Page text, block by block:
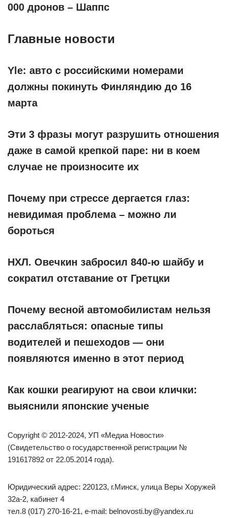
000 дронов – Шаппс
Главные новости
Yle: авто с российскими номерами
должны покинуть Финляндию до 16
марта
Эти 3 фразы могут разрушить отношения
даже в самой крепкой паре: ни в коем
случае не произносите их
Почему при стрессе дергается глаз:
невидимая проблема – можно ли
бороться
НХЛ. Овечкин забросил 840-ю шайбу и
сократил отставание от Гретцки
Почему весной автомобилистам нельзя
расслабляться: опасные типы
водителей и пешеходов — они
появляются именно в этот период
Как кошки реагируют на свои клички:
выяснили японские ученые
Copyright © 2012-2024, УП «Медиа Новости»
(Свидетельство о государственной регистрации №
191617892 от 22.05.2014 года).
Юридический адрес: 220123, г.Минск, улица Веры Хоружей
32а-2, кабинет 4
тел.8 (017) 270-16-21, e-mail: belnovosti.by@yandex.ru